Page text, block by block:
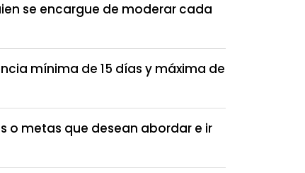
se encargue de moderar cada
mínima de 15 días y máxima de
o metas que desean abordar e ir